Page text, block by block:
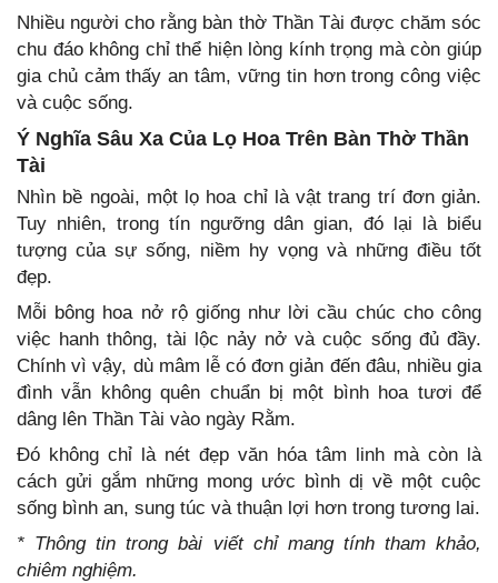
Nhiều người cho rằng bàn thờ Thần Tài được chăm sóc
chu đáo không chỉ thể hiện lòng kính trọng mà còn giúp
gia chủ cảm thấy an tâm, vững tin hơn trong công việc
và cuộc sống.
Ý Nghĩa Sâu Xa Của Lọ Hoa Trên Bàn Thờ Thần
Tài
Nhìn bề ngoài, một lọ hoa chỉ là vật trang trí đơn giản.
Tuy nhiên, trong tín ngưỡng dân gian, đó lại là biểu
tượng của sự sống, niềm hy vọng và những điều tốt
đẹp.
Mỗi bông hoa nở rộ giống như lời cầu chúc cho công
việc hanh thông, tài lộc nảy nở và cuộc sống đủ đầy.
Chính vì vậy, dù mâm lễ có đơn giản đến đâu, nhiều gia
đình vẫn không quên chuẩn bị một bình hoa tươi để
dâng lên Thần Tài vào ngày Rằm.
Đó không chỉ là nét đẹp văn hóa tâm linh mà còn là
cách gửi gắm những mong ước bình dị về một cuộc
sống bình an, sung túc và thuận lợi hơn trong tương lai.
* Thông tin trong bài viết chỉ mang tính tham khảo,
chiêm nghiệm.